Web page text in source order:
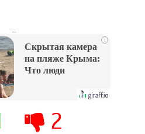
i
Скрытая камера
на пляже Крыма:
Что люди
их не видят...
2